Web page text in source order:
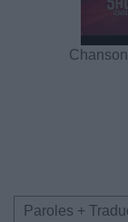
Paroles +